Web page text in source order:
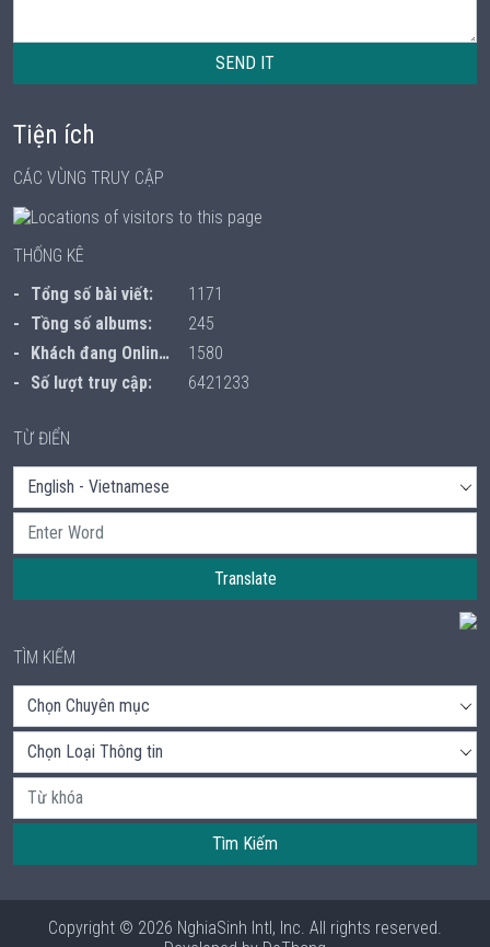
SEND IT
Tiện ích
CÁC VÙNG TRUY CẬP
THỐNG KÊ
Tổng số bài viết:
1171
Tồng số albums:
245
Khách đang Online:
1580
Số lượt truy cập:
6421233
TỪ ĐIỂN
Translate
TÌM KIẾM
Tìm Kiếm
Copyright © 2026 NghiaSinh Intl, Inc. All rights reserved.